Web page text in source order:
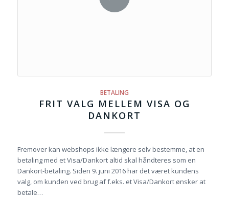
BETALING
FRIT VALG MELLEM VISA OG
DANKORT
Fremover kan webshops ikke længere selv bestemme, at en
betaling med et Visa/Dankort altid skal håndteres som en
Dankort-betaling. Siden 9. juni 2016 har det været kundens
valg, om kunden ved brug af f.eks. et Visa/Dankort ønsker at
betale…